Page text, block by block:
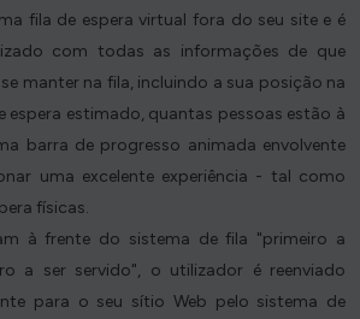
fila de espera virtual fora do seu site e é
com todas as informações de que
manter na fila, incluindo a sua posição na
espera estimado, quantas pessoas estão à
barra de progresso animada envolvente
uma excelente experiência - tal como
físicas.
à frente do sistema de fila "primeiro a
a ser servido", o utilizador é reenviado
para o seu sítio Web pelo sistema de